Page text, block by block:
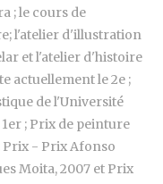
; le cours de
l'atelier d'illustration
et l'atelier d'histoire
actuellement le 2e ;
de l'Université
; Prix de peinture
Prix - Prix Afonso
Moita, 2007 et Prix